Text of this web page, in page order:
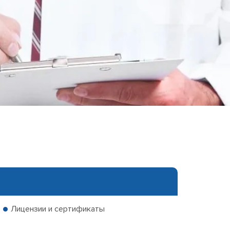
компульсивного
атак
Лицензии и сертификаты